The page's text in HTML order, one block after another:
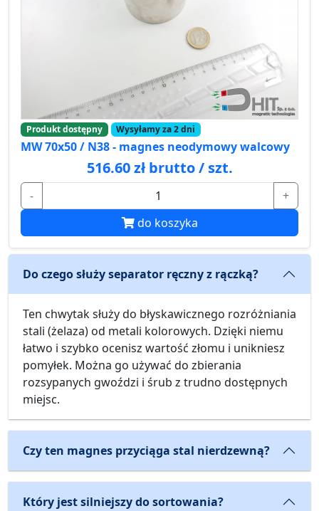
Produkt dostępny Wysyłamy za 2 dni
MW 70x50 / N38 - magnes neodymowy walcowy
516.60 zł brutto / szt.
-
+
do koszyka
Do czego służy separator ręczny z rączką?
Ten chwytak służy do błyskawicznego rozróżniania
stali (żelaza) od metali kolorowych. Dzięki niemu
łatwo i szybko ocenisz wartość złomu i unikniesz
pomyłek. Można go używać do zbierania
rozsypanych gwoździ i śrub z trudno dostępnych
miejsc.
Czy ten magnes przyciąga stal nierdzewną?
Który jest silniejszy do sortowania?